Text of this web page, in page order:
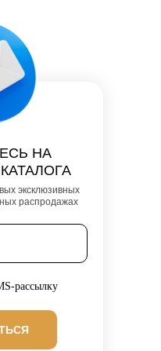
рассылку
НА
эксклюзивных
распродажах